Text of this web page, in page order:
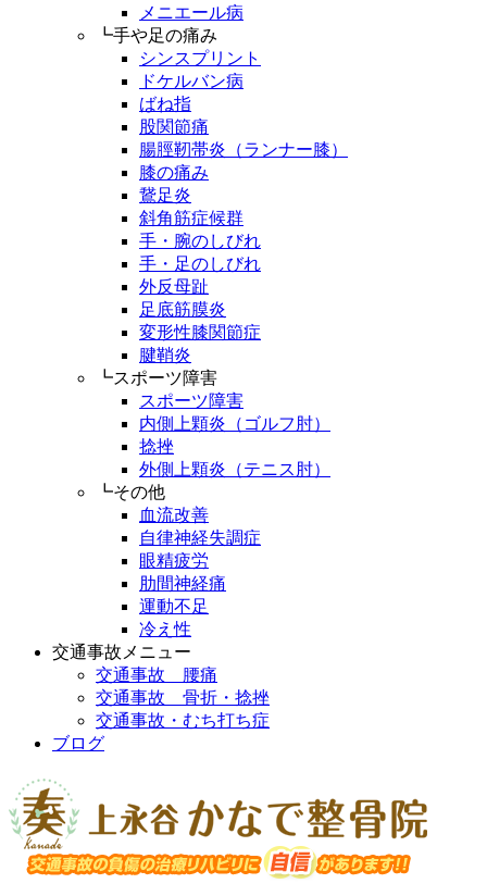
メニエール病
┗手や足の痛み
シンスプリント
ドケルバン病
ばね指
股関節痛
腸脛靭帯炎（ランナー膝）
膝の痛み
鵞足炎
斜角筋症候群
手・腕のしびれ
手・足のしびれ
外反母趾
足底筋膜炎
変形性膝関節症
腱鞘炎
┗スポーツ障害
スポーツ障害
内側上顆炎（ゴルフ肘）
捻挫
外側上顆炎（テニス肘）
┗その他
血流改善
自律神経失調症
眼精疲労
肋間神経痛
運動不足
冷え性
交通事故メニュー
交通事故 腰痛
交通事故 骨折・捻挫
交通事故・むち打ち症
ブログ